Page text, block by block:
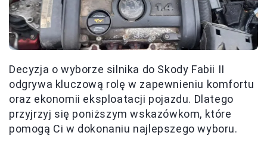
Decyzja o wyborze silnika do Skody Fabii II
odgrywa kluczową rolę w zapewnieniu komfortu
oraz ekonomii eksploatacji pojazdu. Dlatego
przyjrzyj się poniższym wskazówkom, które
pomogą Ci w dokonaniu najlepszego wyboru.